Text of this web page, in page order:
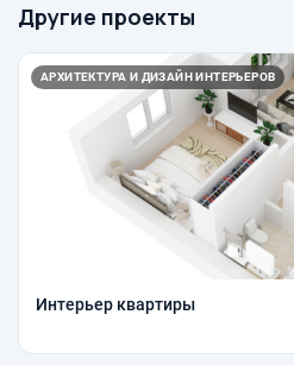
Другие проекты
АРХИТЕКТУРА И ДИЗАЙН ИНТЕРЬЕРОВ
Интерьер квартиры